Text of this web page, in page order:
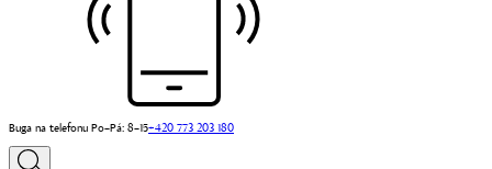
Buga na telefonu Po–Pá: 8–15+420 773 203 180